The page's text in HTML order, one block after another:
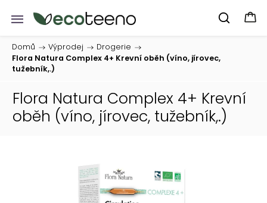
Domů / Výprodej / Drogerie /
Flora Natura Complex 4+ Krevní oběh (víno, jírovec,
tužebník,.)
Flora Natura Complex 4+ Krevní
oběh (víno, jírovec, tužebník,.)